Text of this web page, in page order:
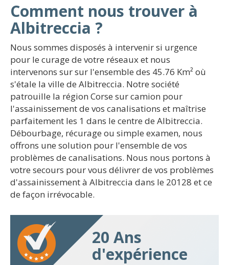
Comment nous trouver à
Albitreccia ?
Nous sommes disposés à intervenir si urgence
pour le curage de votre réseaux et nous
intervenons sur sur l'ensemble des 45.76 Km² où
s'étale la ville de Albitreccia. Notre société
patrouille la région Corse sur camion pour
l'assainissement de vos canalisations et maîtrise
parfaitement les 1 dans le centre de Albitreccia.
Débourbage, récurage ou simple examen, nous
offrons une solution pour l'ensemble de vos
problèmes de canalisations. Nous nous portons à
votre secours pour vous délivrer de vos problèmes
d'assainissement à Albitreccia dans le 20128 et ce
de façon irrévocable.
20 Ans
d'expérience